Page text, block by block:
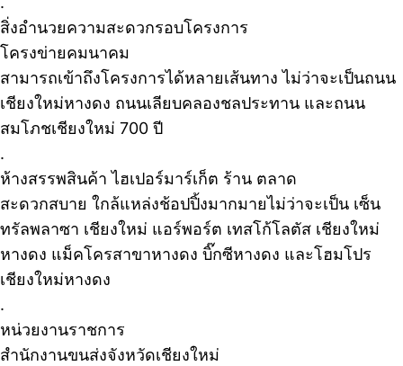
สิ่งอำนวยความสะดวกรอบโครงการ
โครงข่ายคมนาคม
สามารถเข้าถึงโครงการได้หลายเส้นทาง ไม่ว่าจะเป็นถนน
เชียงใหม่หางดง ถนนเลียบคลองชลประทาน และถนน
สมโภชเชียงใหม่ 700 ปี
.
ห้างสรรพสินค้า ไฮเปอร์มาร์เก็ต ร้าน ตลาด
สะดวกสบาย ใกล้แหล่งช้อปปิ้งมากมายไม่ว่าจะเป็น เซ็น
ทรัลพลาซา เชียงใหม่ แอร์พอร์ต เทสโก้โลตัส เชียงใหม่
หางดง แม็คโครสาขาหางดง บิ๊กซีหางดง และโฮมโปร
เชียงใหม่หางดง
.
หน่วยงานราชการ
สำนักงานขนส่งจังหวัดเชียงใหม่